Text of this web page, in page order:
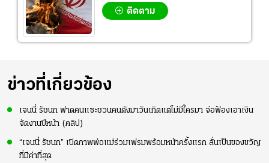
ติดตาม
ข่าวที่เกี่ยวข้อง
เจนนี่ รัชนก ฟาดคนแซะชวนคนดังมาวันเกิดแต่ไม่มีใครมา จ่อฟ้องเอาเงิน
จัดงานปีหน้า (คลิป)
“เจนนี่ รัชนก” เปิดภาพพ่อแม่ร่วมเฟรมพร้อมหน้าครั้งแรก ลั่นเป็นของขวัญ
ที่มีค่าที่สุด